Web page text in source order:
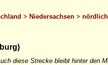
> Niedersachsen >
diese Strecke bleibt hinter den